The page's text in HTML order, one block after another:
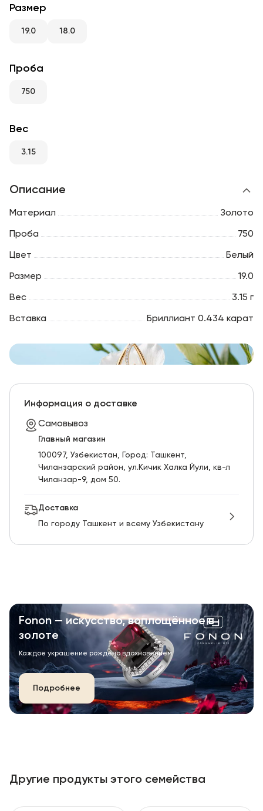
RU
Размер
19.0 18.0
Проба
750
Вес
3.15
Описание
Материал Золото
Проба 750
Цвет Белый
Размер 19.0
Вес 3.15 г
Вставка Бриллиант 0.434 карат
Информация о доставке
Самовывоз
Главный магазин
100097, Узбекистан, Город: Ташкент,
Чиланзарский pайон, ул.Кичик Халка Йули, кв-л
Чиланзар-9, дом 50.
Доставка
По городу Ташкент и всему Узбекистану
Fonon — искусство, воплощённое в
золоте
Каждое украшение рождено вдохновением.
Подробнее
Другие продукты этого семейства